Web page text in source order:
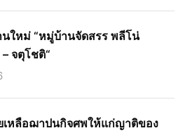
นใหม่ “หมู่บ้านจัดสรร พลีโน่
จตุโชติ“
เหลือฌาปนกิจศพให้แก่ญาติของ